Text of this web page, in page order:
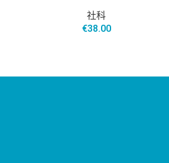
社科
€38.00